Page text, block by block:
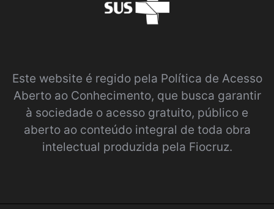
Este website é regido pela Política de Acesso
Aberto ao Conhecimento, que busca garantir
à sociedade o acesso gratuito, público e
aberto ao conteúdo integral de toda obra
intelectual produzida pela Fiocruz.